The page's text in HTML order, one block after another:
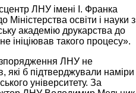
ЛНУ імені І. Франка
освіти і науки з
академію друкарства до
ініціював такого процесу».
ЛНУ не
які б підтверджували наміри
університету. За